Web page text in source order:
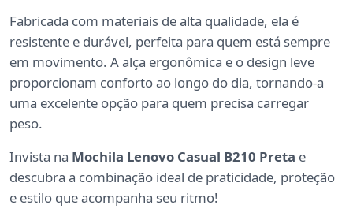
Fabricada com materiais de alta qualidade, ela é
resistente e durável, perfeita para quem está sempre
em movimento. A alça ergonômica e o design leve
proporcionam conforto ao longo do dia, tornando-a
uma excelente opção para quem precisa carregar
peso.
Invista na Mochila Lenovo Casual B210 Preta e
descubra a combinação ideal de praticidade, proteção
e estilo que acompanha seu ritmo!